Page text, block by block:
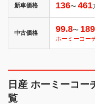
新車価格 136〜 461
中古価格 99.8〜 189
ホーミーコー
日産 ホーミーコー
覧